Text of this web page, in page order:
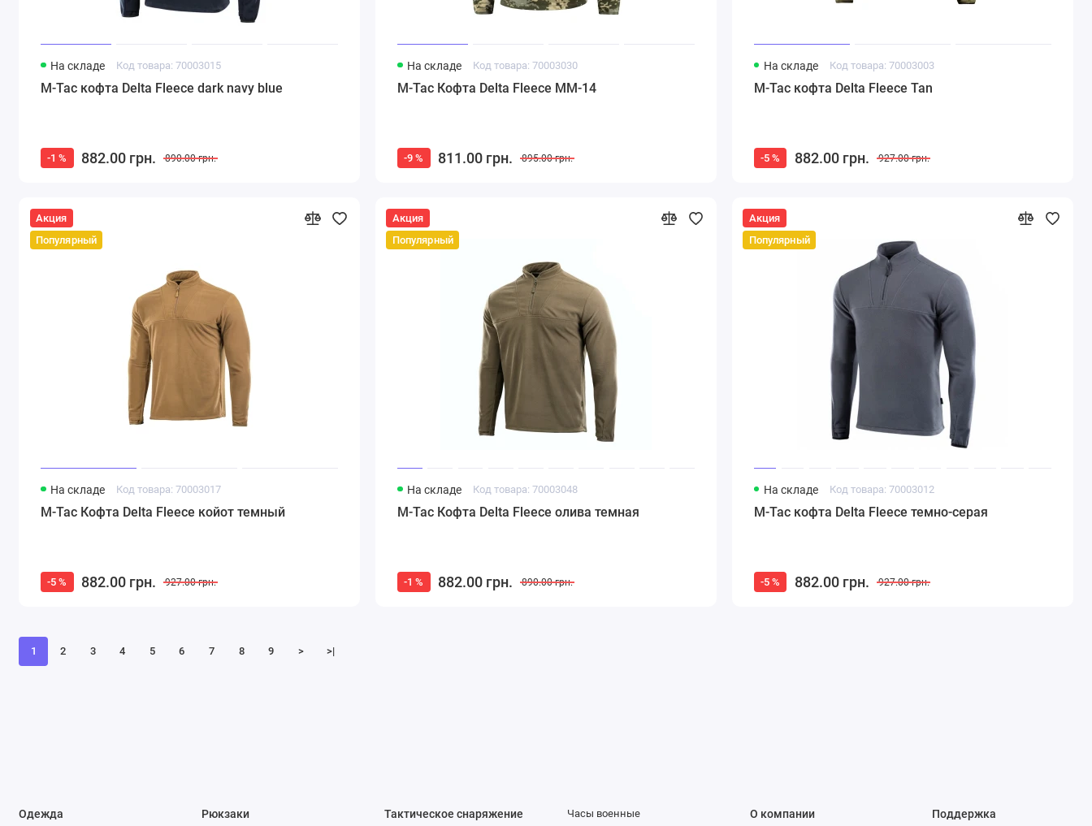
На складе Код товара: 70003015
M-Tac кофта Delta Fleece dark navy blue
-1 % 882.00 грн. 890.00 грн.
На складе Код товара: 70003030
M-Tac Кофта Delta Fleece ММ-14
-9 % 811.00 грн. 895.00 грн.
На складе Код товара: 70003003
M-Tac кофта Delta Fleece Tan
-5 % 882.00 грн. 927.00 грн.
Акция
Популярный
На складе Код товара: 70003017
M-Tac Кофта Delta Fleece койот темный
-5 % 882.00 грн. 927.00 грн.
Акция
Популярный
На складе Код товара: 70003048
M-Tac Кофта Delta Fleece олива темная
-1 % 882.00 грн. 890.00 грн.
Акция
Популярный
На складе Код товара: 70003012
M-Tac кофта Delta Fleece темно-серая
-5 % 882.00 грн. 927.00 грн.
1 2 3 4 5 6 7 8 9 > >|
Одежда Рюкзаки Тактическое снаряжение Часы военные О компании Поддержка